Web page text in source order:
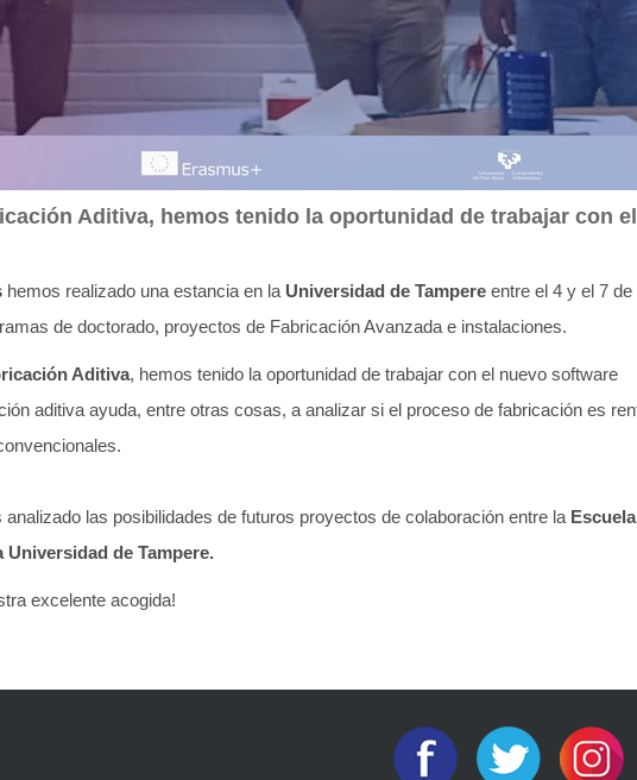
Aditiva, hemos tenido la oportunidad de trabajar con el
hemos realizado una estancia en la Universidad de Tampere entre el 4 y el 7 de
de doctorado, proyectos de Fabricación Avanzada e instalaciones.
Aditiva, hemos tenido la oportunidad de trabajar con el nuevo software
aditiva ayuda, entre otras cosas, a analizar si el proceso de fabricación es
las posibilidades de futuros proyectos de colaboración entre la Escuela
de Tampere.
excelente acogida!